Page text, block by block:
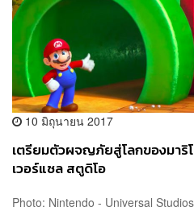
10 มิถุนายน 2017
เตรียมตัวผจญภัยสู่โลกของมาริ
เวอร์แซล สตูดิโอ
Photo: Nintendo - Universal